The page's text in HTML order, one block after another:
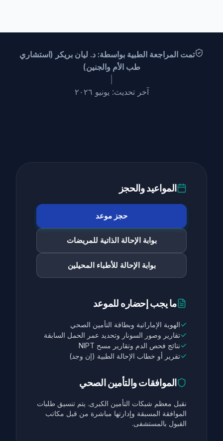
تمت المراجعة الطبية بواسطة: د. ليان بريكر (استشاري
طب الأم والجنين)
آخر تحديث: يونيو ٢٠٢٦
المواعيد والحجز
حجز موعد
بوابة الإحالة الذاتية للمريضات
بوابة الإحالة للأطباء المحيلين
ما يجب إحضاره للموعد
✓الهوية الإماراتية وبطاقة التأمين الصحي
✓تقارير وصور السونار وتحديد عمر الحمل السابقة
✓نتائج فحص الدم وتقارير مسح NIPT
✓تقرير أو خطاب الإحالة الطبية (إن وجد)
الموافقات والتأمين الصحي
نقبل معظم شبكات التأمين الكبرى. يتم تنسيق طلبات
الموافقة المسبقة وإدارتها مباشرة من قبل مكاتب
القبول بالمستشفى.